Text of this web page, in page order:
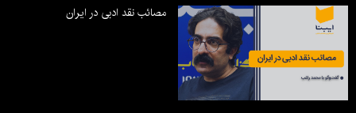
مصائب نقد ادبی در ایران